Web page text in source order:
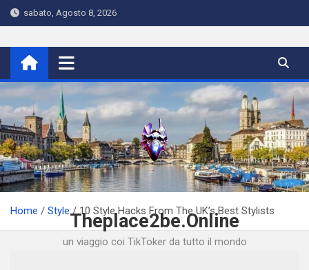
Skip
to
sabato, Agosto 8, 2026
Theplace2be.Online
un viaggio coi TikToker da tutto il mondo
Home Style 10 Style Hacks From The UK’s Best Stylists